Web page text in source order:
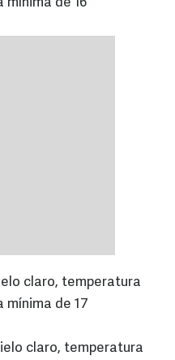
mínima de 16
claro, temperatura
mínima de 17
claro, temperatura